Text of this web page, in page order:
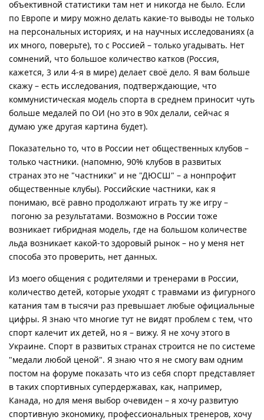
объективной статистики там нет и никогда не было. Если
по Европе и миру можно делать какие-то выводы не только
на персональных историях, и на научных исследованиях (а
их много, поверьте), то с Россией – только угадывать. Нет
сомнений, что большое количество катков (Россия,
кажется, 3 или 4-я в мире) делает своё дело. Я вам больше
скажу – есть исследования, подтверждающие, что
коммунистическая модель спорта в среднем приносит чуть
больше медалей по ОИ (но это в 90х делали, сейчас я
думаю уже другая картина будет).
Показательно то, что в России нет общественных клубов –
только частники. (напомню, 90% клубов в развитых
странах это не "частники" и не "ДЮСШ" – а нонпрофит
общественные клубы). Российские частники, как я
понимаю, всё равно продолжают играть ту же игру –
погоню за результатами. Возможно в России тоже
возникает гибридная модель, где на большом количестве
льда возникает какой-то здоровый рынок – но у меня нет
способа это проверить, нет данных.
Из моего общения с родителями и тренерами в России,
количество детей, которые уходят с травмами из фигурного
катания там в тысячи раз превышает любые официальные
цифры. Я знаю что многие тут не видят проблем с тем, что
спорт калечит их детей, но я – вижу. Я не хочу этого в
Украине. Спорт в развитых странах строится не по системе
"медали любой ценой". Я знаю что я не смогу вам одним
постом на форуме показать что из себя спорт представляет
в таких спортивных супердержавах, как, например,
Канада, но для меня выбор очевиден – я хочу развитую
спортивную экономику, профессиональных тренеров, хочу